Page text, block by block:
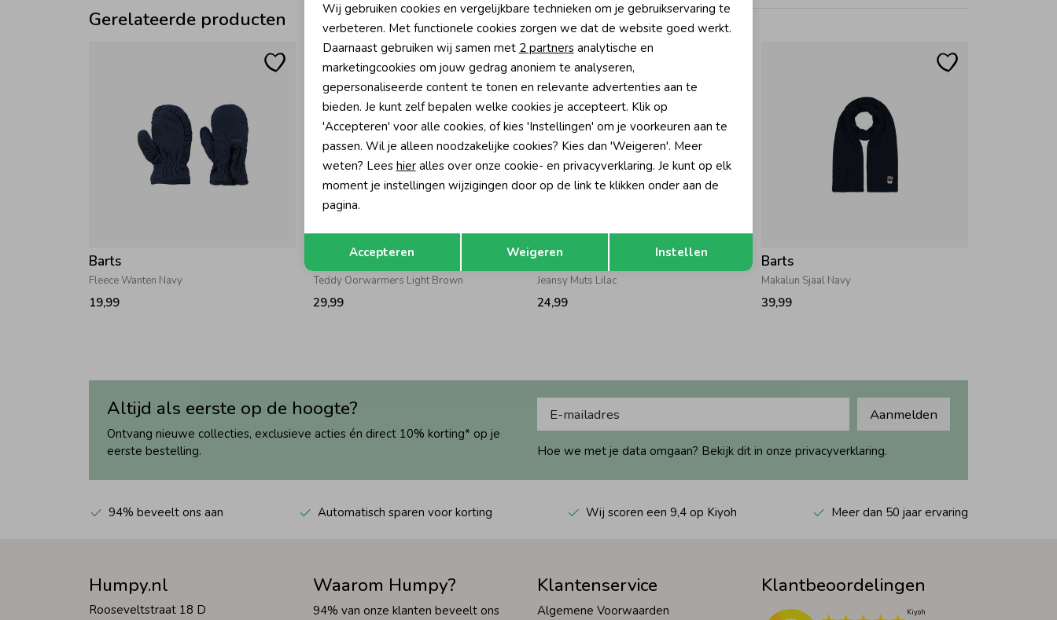
Gerelateerde producten
Barts
Fleece Wanten Navy
19,99
Teddy Oorwarmers Light Brown
29,99
Barts
Jeansy Muts Lilac
24,99
Barts
Makalun Sjaal Navy
39,99
Altijd als eerste op de hoogte?
Ontvang nieuwe collecties, exclusieve acties én direct 10% korting* op je
eerste bestelling.
Aanmelden
Hoe we met je data omgaan? Bekijk dit in onze privacyverklaring.
94% beveelt ons aan Automatisch sparen voor korting Wij scoren een 9,4 op Kiyoh Meer dan 50 jaar ervaring
Humpy.nl
Rooseveltstraat 18 D
Waarom Humpy?
94% van onze klanten beveelt ons
Klantenservice
Algemene Voorwaarden
Klantbeoordelingen
Analytische cookies Marketing cookies
Terug Opslaan
Wij gebruiken cookies en vergelijkbare technieken om je gebruikservaring te
verbeteren. Met functionele cookies zorgen we dat de website goed werkt.
Daarnaast gebruiken wij samen met 2 partnersanalytische en
marketingcookies om jouw gedrag anoniem te analyseren,
gepersonaliseerde content te tonen en relevante advertenties aan te
bieden. Je kunt zelf bepalen welke cookies je accepteert. Klik op
'Accepteren' voor alle cookies, of kies 'Instellingen' om je voorkeuren aan te
passen. Wil je alleen noodzakelijke cookies? Kies dan 'Weigeren'. Meer
weten? Lees hieralles over onze cookie- en privacyverklaring. Je kunt op elk
moment je instellingen wijzigingen door op de link te klikken onder aan de
pagina.
Accepteren Weigeren Instellen